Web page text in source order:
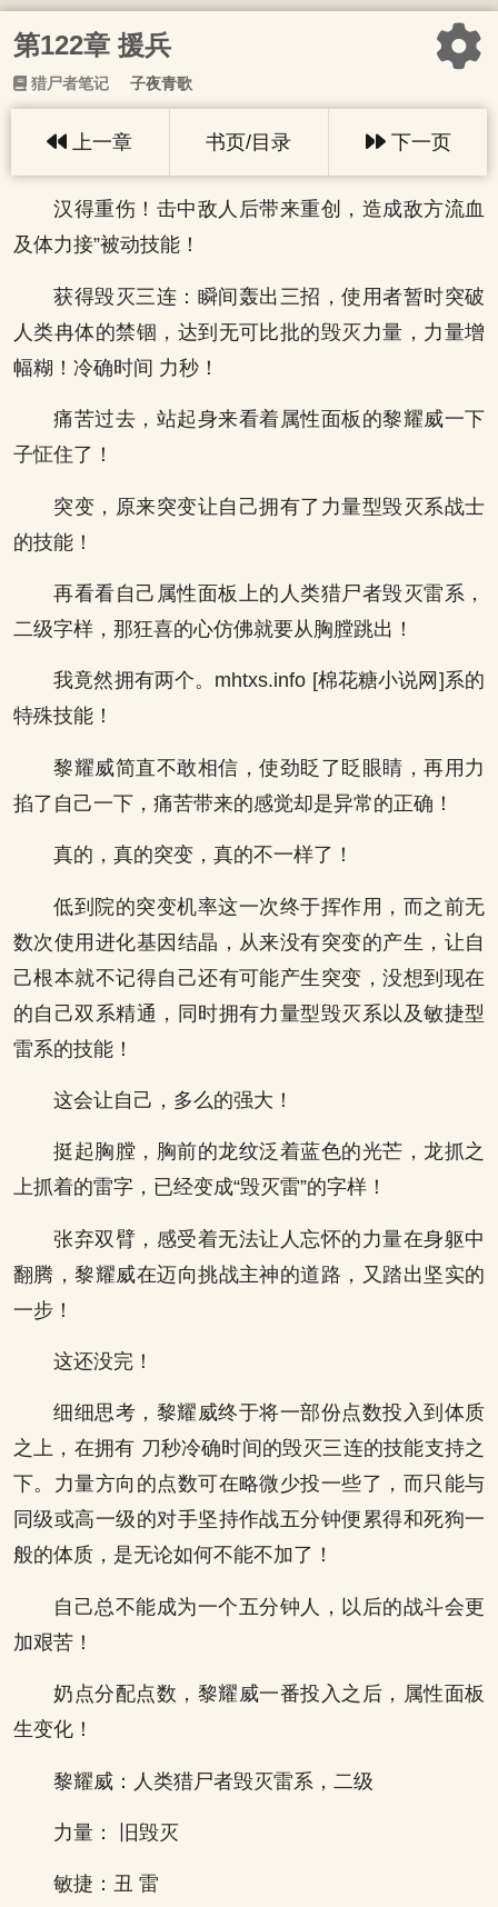
第122章 援兵
猎尸者笔记 子夜青歌
上一章 书页/目录 下一页
汉得重伤！击中敌人后带来重创，造成敌方流血
及体力接”被动技能！
获得毁灭三连：瞬间轰出三招，使用者暂时突破
人类冉体的禁锢，达到无可比批的毁灭力量，力量增
幅糊！冷确时间 力秒！
痛苦过去，站起身来看着属性面板的黎耀威一下
子怔住了！
突变，原来突变让自己拥有了力量型毁灭系战士
的技能！
再看看自己属性面板上的人类猎尸者毁灭雷系，
二级字样，那狂喜的心仿佛就要从胸膛跳出！
我竟然拥有两个。mhtxs.info [棉花糖小说网]系的
特殊技能！
黎耀威简直不敢相信，使劲眨了眨眼睛，再用力
掐了自己一下，痛苦带来的感觉却是异常的正确！
真的，真的突变，真的不一样了！
低到院的突变机率这一次终于挥作用，而之前无
数次使用进化基因结晶，从来没有突变的产生，让自
己根本就不记得自己还有可能产生突变，没想到现在
的自己双系精通，同时拥有力量型毁灭系以及敏捷型
雷系的技能！
这会让自己，多么的强大！
挺起胸膛，胸前的龙纹泛着蓝色的光芒，龙抓之
上抓着的雷字，已经变成“毁灭雷”的字样！
张弃双臂，感受着无法让人忘怀的力量在身躯中
翻腾，黎耀威在迈向挑战主神的道路，又踏出坚实的
一步！
这还没完！
细细思考，黎耀威终于将一部份点数投入到体质
之上，在拥有 刀秒冷确时间的毁灭三连的技能支持之
下。力量方向的点数可在略微少投一些了，而只能与
同级或高一级的对手坚持作战五分钟便累得和死狗一
般的体质，是无论如何不能不加了！
自己总不能成为一个五分钟人，以后的战斗会更
加艰苦！
奶点分配点数，黎耀威一番投入之后，属性面板
生变化！
黎耀威：人类猎尸者毁灭雷系，二级
力量： 旧毁灭
敏捷：丑 雷